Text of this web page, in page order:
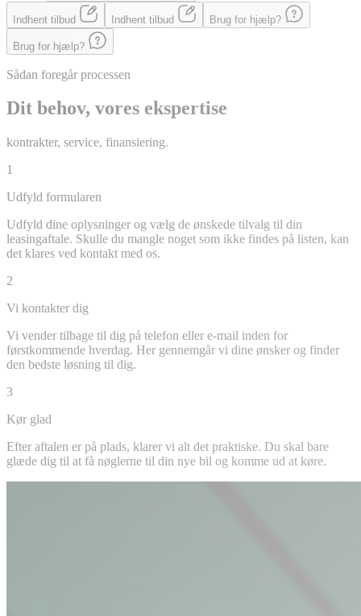
Indhent tilbud Indhent tilbud Brug for hjælp?
Brug for hjælp?
Sådan foregår processen
Dit behov, vores ekspertise
kontrakter, service, finansiering.
1
Udfyld formularen
Udfyld dine oplysninger og vælg de ønskede tilvalg til din
leasingaftale. Skulle du mangle noget som ikke findes på listen, kan
det klares ved kontakt med os.
2
Vi kontakter dig
Vi vender tilbage til dig på telefon eller e-mail inden for
førstkommende hverdag. Her gennemgår vi dine ønsker og finder
den bedste løsning til dig.
3
Kør glad
Efter aftalen er på plads, klarer vi alt det praktiske. Du skal bare
glæde dig til at få nøglerne til din nye bil og komme ud at køre.